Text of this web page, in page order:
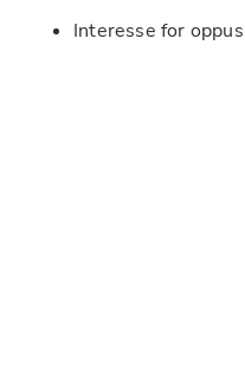
Interesse for